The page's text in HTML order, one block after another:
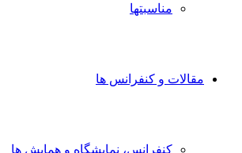
مناسبتها
مقالات و کنفرانس ها
کنفرانس، نمایشگاه و همایش ها